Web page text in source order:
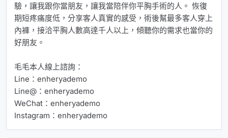
驗，讓我跟你當朋友，讓我當陪伴你平胸手術的人。 恢復
期短疼痛度低，分享客人真實的感受，術後幫最多客人穿上
內褲，接洽平胸人數高達千人以上，傾聽你的需求也當你的
好朋友。
毛毛本人線上諮詢：
Line：enheryademo
Line@：enheryademo
WeChat：enheryademo
Instagram：enheryademo